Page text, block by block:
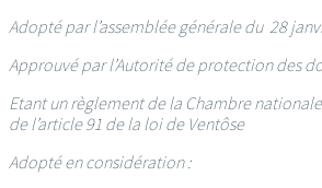
Adopté par l’assemblée générale du 28
Approuvé par l’Autorité de protection des
Etant un règlement de la Chambre
de l’article 91 de la loi de Ventôse
Adopté en considération :